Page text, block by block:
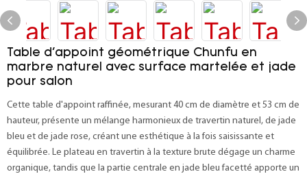
Table d'appoint géométrique Chunfu en
marbre naturel avec surface martelée et jade
pour salon
Cette table d'appoint raffinée, mesurant 40 cm de diamètre et 53 cm de
hauteur, présente un mélange harmonieux de travertin naturel, de jade
bleu et de jade rose, créant une esthétique à la fois saisissante et
équilibrée. Le plateau en travertin à la texture brute dégage un charme
organique, tandis que la partie centrale en jade bleu facetté apporte un